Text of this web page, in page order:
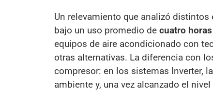
Un relevamiento que analizó
bajo un uso promedio de cuatro
equipos de aire acondicionado con
otras alternativas. La diferencia con
compresor: en los sistemas Inverter,
ambiente y, una vez alcanzado el